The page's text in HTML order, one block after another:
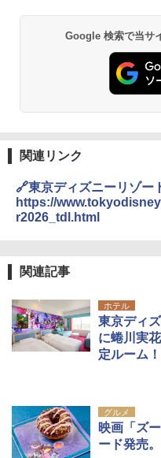
Google 検索で当サ
関連リンク
🔗東京ディズニーリゾー
https://
r2026_tdl.html
関連記事
ホテル
東京ディ
に蜷川実
定ルーム
グルメ
映画「ズ
ード発売